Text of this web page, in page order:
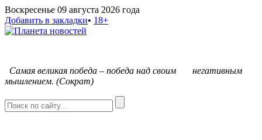
Воскресенье 09 августа 2026 года
Добавить в закладки• 18+
Самая великая победа – победа над своим негативным
мышлением. (Сократ)